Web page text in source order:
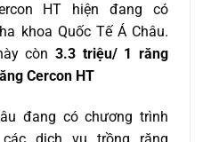
HT hiện đang có
khoa Quốc Tế Á Châu.
còn 3.3 triệu/ 1 răng
Cercon HT
đang có chương trình